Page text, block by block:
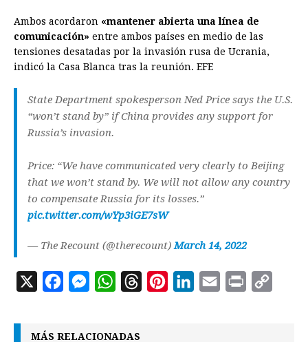
Ambos acordaron «mantener abierta una línea de
comunicación» entre ambos países en medio de las
tensiones desatadas por la invasión rusa de Ucrania,
indicó la Casa Blanca tras la reunión. EFE
State Department spokesperson Ned Price says the U.S.
“won’t stand by” if China provides any support for
Russia’s invasion.
Price: “We have communicated very clearly to Beijing
that we won’t stand by. We will not allow any country
to compensate Russia for its losses.”
pic.twitter.com/wYp3iGE7sW
— The Recount (@therecount)March 14, 2022
X
M
W
MÁS RELACIONADAS